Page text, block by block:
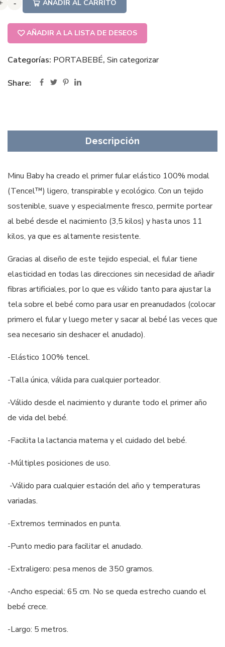
-
-
- AÑADIR AL CARRITO
AÑADIR A LA LISTA DE DESEOS
Categorías: PORTABEBÉ, Sin categorizar
Share:
Descripción
Minu Baby ha creado el primer fular elástico 100% modal
(Tencel™) ligero, transpirable y ecológico. Con un tejido
sostenible, suave y especialmente fresco, permite portear
al bebé desde el nacimiento (3,5 kilos) y hasta unos 11
kilos, ya que es altamente resistente.
Gracias al diseño de este tejido especial, el fular tiene
elasticidad en todas las direcciones sin necesidad de añadir
fibras artificiales, por lo que es válido tanto para ajustar la
tela sobre el bebé como para usar en preanudados (colocar
primero el fular y luego meter y sacar al bebé las veces que
sea necesario sin deshacer el anudado).
-Elástico 100% tencel.
-Talla única, válida para cualquier porteador.
-Válido desde el nacimiento y durante todo el primer año
de vida del bebé.
-Facilita la lactancia materna y el cuidado del bebé.
-Múltiples posiciones de uso.
-Válido para cualquier estación del año y temperaturas
variadas.
-Extremos terminados en punta.
-Punto medio para facilitar el anudado.
-Extraligero: pesa menos de 350 gramos.
-Ancho especial: 65 cm. No se queda estrecho cuando el
bebé crece.
-Largo: 5 metros.